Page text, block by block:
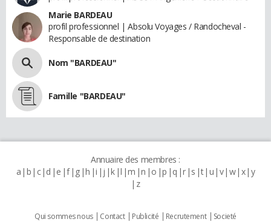
Marie BARDEAU
profil professionnel | Absolu Voyages / Randocheval -
Responsable de destination
Nom "BARDEAU"
Famille "BARDEAU"
Annuaire des membres :
a b c d e f g h i j k l m n o p q r s t u v w x y
z
Qui sommes nous Contact Publicité Recrutement
Societé